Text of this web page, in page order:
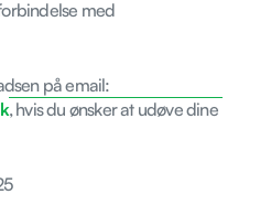
med
på email:
, hvis du ønsker at udøve dine